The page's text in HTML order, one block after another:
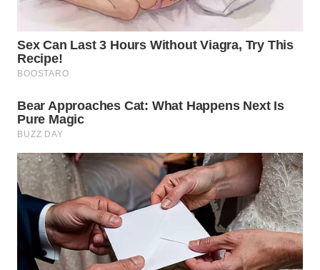
WN
LANGKAT
TAPANULI
SELATAN
WN
TANJUNG
LESUNG
WN
KARO